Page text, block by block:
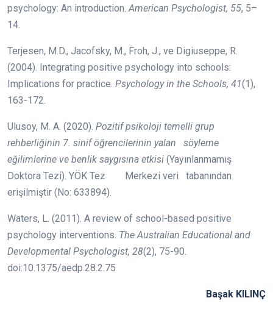
psychology: An introduction.American Psychologist, 55, 5–
14.
Terjesen, M.D., Jacofsky, M., Froh, J., ve Digiuseppe, R.
(2004). Integrating positive psychology into schools:
Implications for practice. Psychology in the Schools, 41(1),
163-172.
Ulusoy, M. A. (2020). Pozitif psikoloji temelli grup
rehberliğinin 7. sinif öğrencilerinin yalan söyleme
eğilimlerine ve benlik saygısına etkisi (Yayınlanmamış
Doktora Tezi). YÖK Tez Merkezi veri tabanından
erişilmiştir (No: 633894).
Waters, L. (2011). A review of school-based positive
psychology interventions. The Australian Educational and
Developmental Psychologist, 28(2), 75-90.
doi:10.1375/aedp.28.2.75
Başak KILINÇ